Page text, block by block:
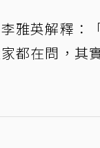
雅英解釋：
都在問，其